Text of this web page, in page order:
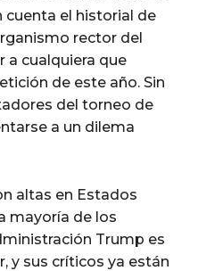
cuenta el historial de
rector del
a cualquiera que
de este año. Sin
del torneo de
a un dilema
altas en Estados
mayoría de los
Trump es
y sus críticos ya están